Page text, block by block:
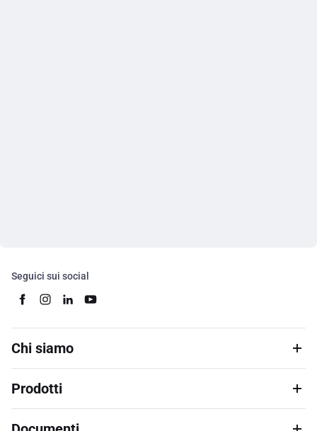
Seguici sui social
Chi siamo
Prodotti